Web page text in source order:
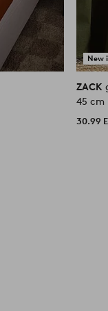
New
ZACK
45 cm
30.99